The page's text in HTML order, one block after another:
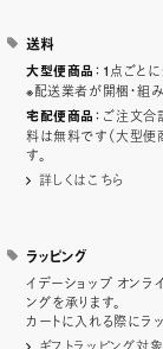
送料
大型便商品 ：1点ごと
※配送業者が開梱・組
宅配便商品 ：ご注文
料は無料です（大型便
す。
詳しくはこちら
ラッピング
イデーショップ オン
ングを承ります。
カートに入れる際にラ